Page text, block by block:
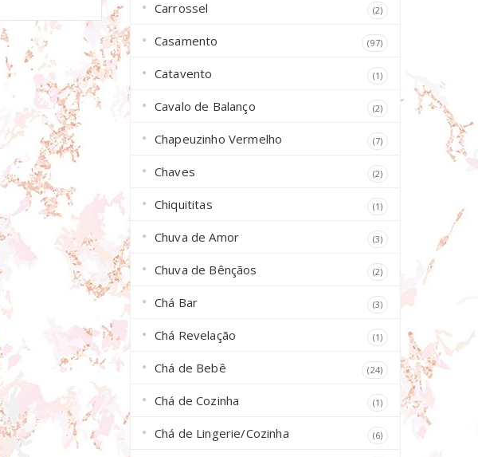
Carrossel (2)
Casamento (97)
Catavento (1)
Cavalo de Balanço (2)
Chapeuzinho Vermelho (7)
Chaves (2)
Chiquititas (1)
Chuva de Amor (3)
Chuva de Bênçãos (2)
Chá Bar (3)
Chá Revelação (1)
Chá de Bebê (24)
Chá de Cozinha (1)
Chá de Lingerie/Cozinha (6)